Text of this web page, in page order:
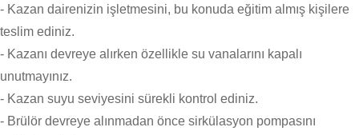
- Kazan dairenizin işletmesini, bu konuda eğitim almış kişilere
teslim ediniz.
- Kazanı devreye alırken özellikle su vanalarını kapalı
unutmayınız.
- Kazan suyu seviyesini sürekli kontrol ediniz.
- Brülör devreye alınmadan önce sirkülasyon pompasını